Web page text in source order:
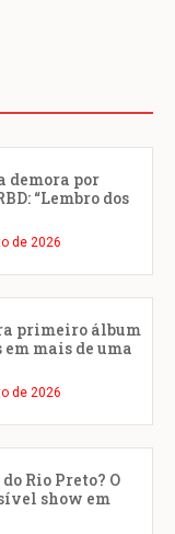
demora por
“Lembro dos
de 2026
primeiro álbum
mais de uma
de 2026
Rio Preto? O
show em